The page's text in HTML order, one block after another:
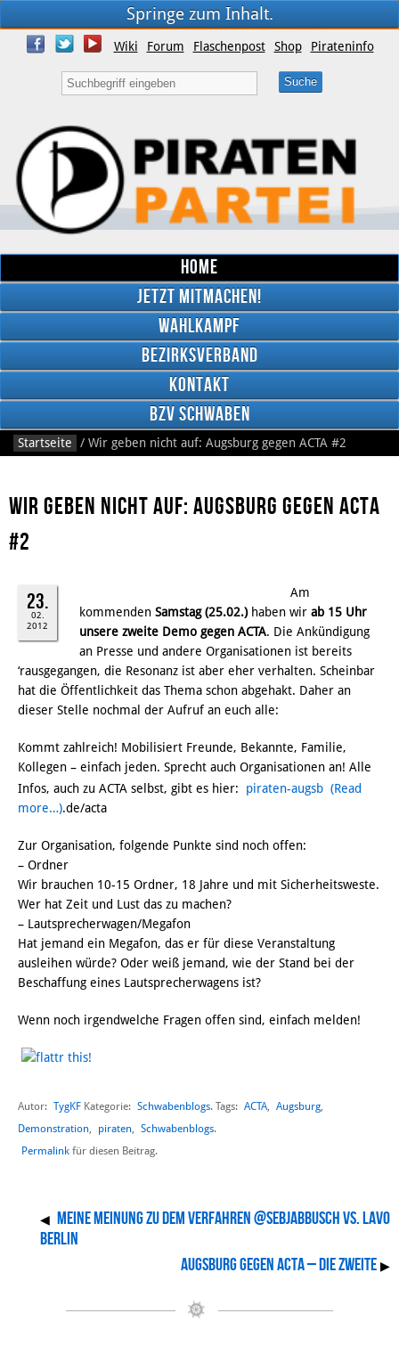
Springe zum Inhalt.
Facebook
Wiki Forum Flaschenpost Shop Pirateninfo
Home
Jetzt mitmachen!
Wahlkampf
Bezirksverband
Kontakt
BzV Schwaben
Startseite / Wir geben nicht auf: Augsburg gegen ACTA #2
Wir geben nicht auf: Augsburg gegen ACTA
#2
23.
02.
2012
Am
kommenden Samstag (25.02.)haben wir ab 15 Uhr
unsere zweite Demo gegen ACTA. Die Ankündigung
an Presse und andere Organisationen ist bereits
‘rausgegangen, die Resonanz ist aber eher verhalten. Scheinbar
hat die Öffentlichkeit das Thema schon abgehakt. Daher an
dieser Stelle nochmal der Aufruf an euch alle:
Kommt zahlreich! Mobilisiert Freunde, Bekannte, Familie,
Kollegen – einfach jeden. Sprecht auch Organisationen an! Alle
Infos, auch zu ACTA selbst, gibt es hier:
piraten-augsb (Read
more…).de/acta
Zur Organisation, folgende Punkte sind noch offen:
– Ordner
Wir brauchen 10-15 Ordner, 18 Jahre und mit Sicherheitsweste.
Wer hat Zeit und Lust das zu machen?
– Lautsprecherwagen/Megafon
Hat jemand ein Megafon, das er für diese Veranstaltung
ausleihen würde? Oder weiß jemand, wie der Stand bei der
Beschaffung eines Lautsprecherwagens ist?
Wenn noch irgendwelche Fragen offen sind, einfach melden!
Autor: TygKF Kategorie: Schwabenblogs. Tags: ACTA, Augsburg,
Demonstration, piraten, Schwabenblogs.
Permalink für diesen Beitrag.
◀ Meine Meinung zu dem Verfahren @SebJabbusch vs. LaVo
Berlin
Augsburg gegen ACTA – Die Zweite ▶